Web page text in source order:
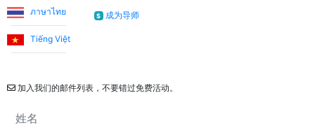
ภาษาไทย
Tiếng Việt
$ 成为导师
加入我们的邮件列表，不要错过免费活动。